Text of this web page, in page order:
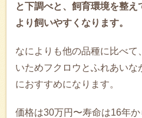
と下調べと、飼育環境を整
より飼いやすくなります。
なによりも他の品種に比べて
いためフクロウとふれあい
におすすめになります。
価格は30万円〜寿命は16年か